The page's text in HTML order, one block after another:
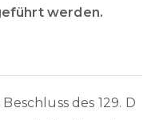
werden.
des 129. D